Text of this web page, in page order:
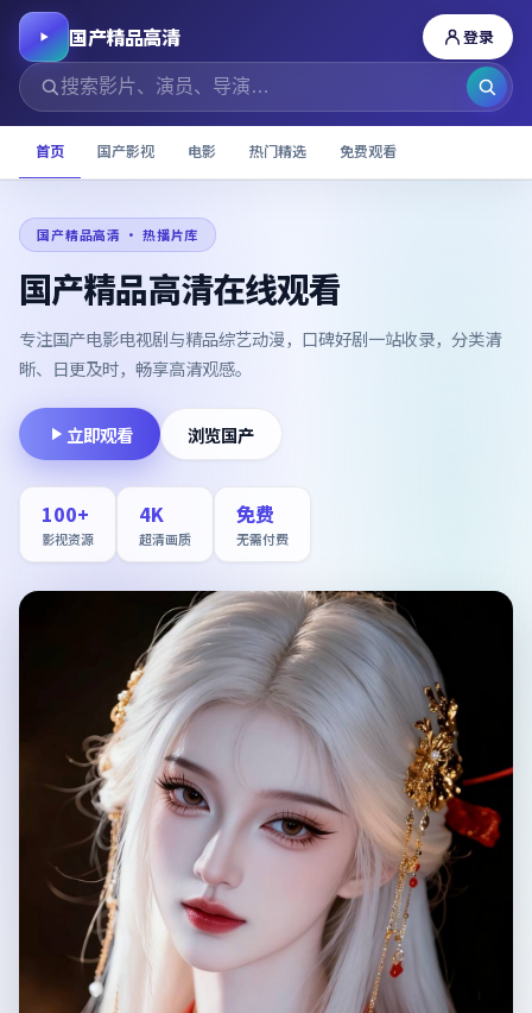
国产精品高清 登录
首页 国产影视 电影 热门精选 免费观看
国产精品高清 · 热播片库
国产精品高清在线观看
专注国产电影电视剧与精品综艺动漫，口碑好剧一站收录，分类清
晰、日更及时，畅享高清观感。
立即观看 浏览国产
100+
影视资源
4K
超清画质
免费
无需付费